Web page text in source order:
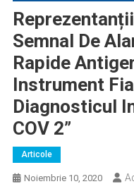
Semnal De
Rapide
Instrument
Diagnosticul
COV 2”
Articole
Noiembrie 10, 2020